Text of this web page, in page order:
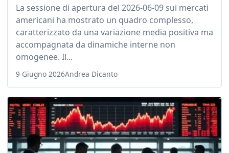
La sessione di apertura del 2026-06-09 sui mercati
americani ha mostrato un quadro complesso,
caratterizzato da una variazione media positiva ma
accompagnata da dinamiche interne non
omogenee. Il...
9 Giugno 2026Andrea Dicanto